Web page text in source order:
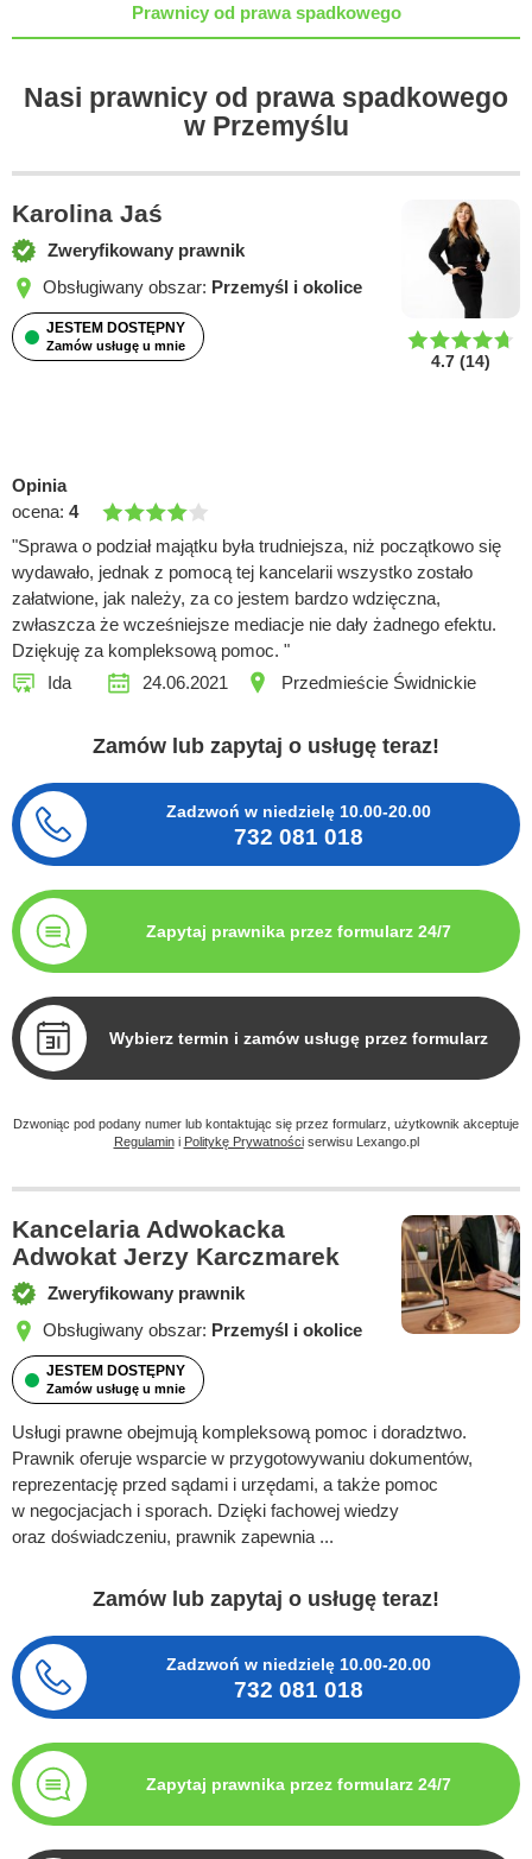
Prawnicy od prawa spadkowego
Nasi prawnicy od prawa spadkowego
w Przemyślu
4.7 (14)
Karolina Jaś
Zweryfikowany prawnik
Obsługiwany obszar: Przemyśl i okolice
JESTEM DOSTĘPNY
Zamów usługę u mnie
Opinia
ocena: 4
"Sprawa o podział majątku była trudniejsza, niż początkowo się
wydawało, jednak z pomocą tej kancelarii wszystko zostało
załatwione, jak należy, za co jestem bardzo wdzięczna,
zwłaszcza że wcześniejsze mediacje nie dały żadnego efektu.
Dziękuję za kompleksową pomoc. "
Ida
24.06.2021 Przedmieście Świdnickie
Zamów lub zapytaj o usługę teraz!
Zadzwoń w niedzielę 10.00-20.00
732 081 018
Zapytaj prawnika przez formularz 24/7
Wybierz termin i zamów usługę przez formularz
Dzwoniąc pod podany numer lub kontaktując się przez formularz, użytkownik akceptuje
Regulamini Politykę Prywatnościserwisu Lexango.pl
Kancelaria Adwokacka
Adwokat Jerzy Karczmarek
Zweryfikowany prawnik
Obsługiwany obszar: Przemyśl i okolice
JESTEM DOSTĘPNY
Zamów usługę u mnie
Usługi prawne obejmują kompleksową pomoc i doradztwo.
Prawnik oferuje wsparcie w przygotowywaniu dokumentów,
reprezentację przed sądami i urzędami, a także pomoc
w negocjacjach i sporach. Dzięki fachowej wiedzy
oraz doświadczeniu, prawnik zapewnia ...
Zamów lub zapytaj o usługę teraz!
Zadzwoń w niedzielę 10.00-20.00
732 081 018
Zapytaj prawnika przez formularz 24/7